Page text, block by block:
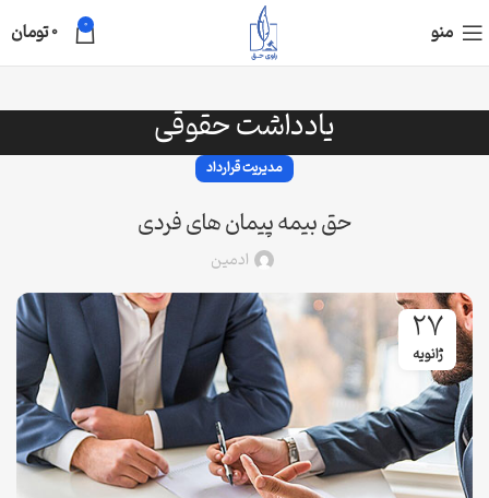
منو 0
0تومان
یادداشت حقوقی
مدیریت قرارداد
حق بیمه پیمان های فردی
ادمین
27
ژانویه